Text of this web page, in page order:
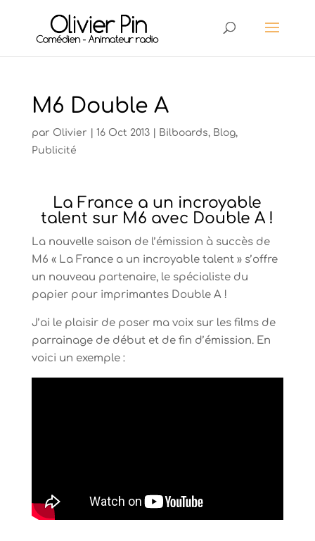
M6 Double A
par Olivier 16 Oct 2013| Bilboards, Blog,
Publicité
La France a un incroyable
talent sur M6 avec Double A !
La nouvelle saison de l’émission à succès de
M6 « La France a un incroyable talent » s’offre
un nouveau partenaire, le spécialiste du
papier pour imprimantes Double A !
J’ai le plaisir de poser ma voix sur les films de
parrainage de début et de fin d’émission. En
voici un exemple :